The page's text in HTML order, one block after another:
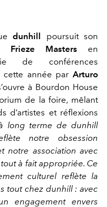
dunhill poursuit son
Frieze Masters en
de conférences
cette année par Arturo
à Bourdon House
de la foire, mêlant
d’artistes et réflexions
long terme de dunhill
notre obsession
notre association avec
à fait appropriée. Ce
culturel reflète la
tout chez dunhill : avec
engagement envers